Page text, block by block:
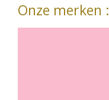
Onze merken :